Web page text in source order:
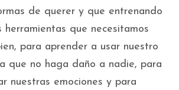
de querer y que entrenando
que necesitamos
para aprender a usar nuestro
que no haga daño a nadie, para
nuestras emociones y para